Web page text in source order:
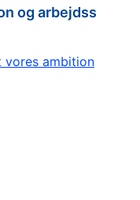
og arbejdss
vores ambition